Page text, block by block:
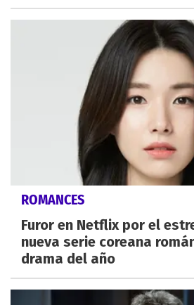
ROMANCES
Furor en Netflix por el
nueva serie coreana
drama del año